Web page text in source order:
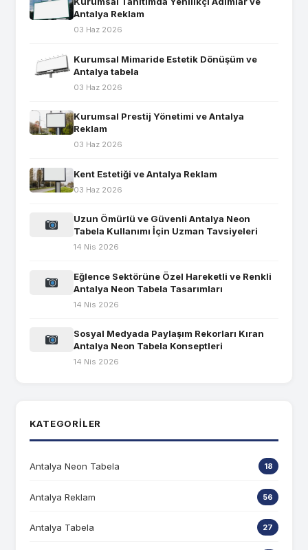
Antalya Reklam
03 Haz 2026
Kurumsal Mimaride Estetik Dönüşüm ve
Antalya tabela
03 Haz 2026
Kurumsal Prestij Yönetimi ve Antalya
Reklam
03 Haz 2026
Kent Estetiği ve Antalya Reklam
03 Haz 2026
Uzun Ömürlü ve Güvenli Antalya Neon
Tabela Kullanımı İçin Uzman Tavsiyeleri
14 Nis 2026
Eğlence Sektörüne Özel Hareketli ve Renkli
Antalya Neon Tabela Tasarımları
14 Nis 2026
Sosyal Medyada Paylaşım Rekorları Kıran
Antalya Neon Tabela Konseptleri
14 Nis 2026
KATEGORILER
Antalya Neon Tabela 18
Antalya Reklam 56
Antalya Tabela 27